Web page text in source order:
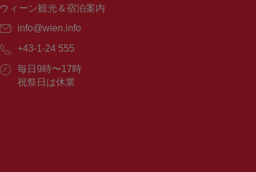
ウィーン観光＆宿泊案内
E
ー
ル：
info@wien.info
電
番
号：
+43-1-24 555
営
業
毎日9時〜17時
祝祭日は休業